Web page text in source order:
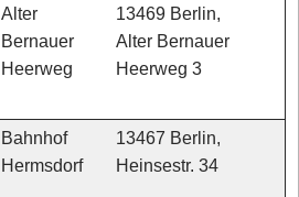
Alter
Bernauer
Heerweg
13469 Berlin,
Alter Bernauer
Heerweg 3
Bahnhof
Hermsdorf
13467 Berlin,
Heinsestr. 34